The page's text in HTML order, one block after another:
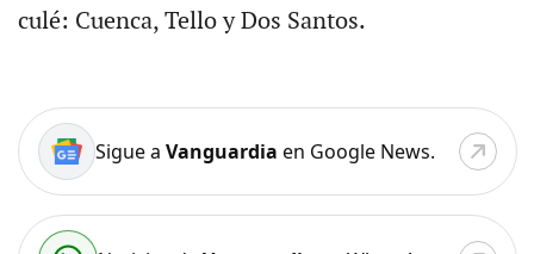
culé: Cuenca, Tello y Dos Santos.
Sigue a Vanguardia en Google News.